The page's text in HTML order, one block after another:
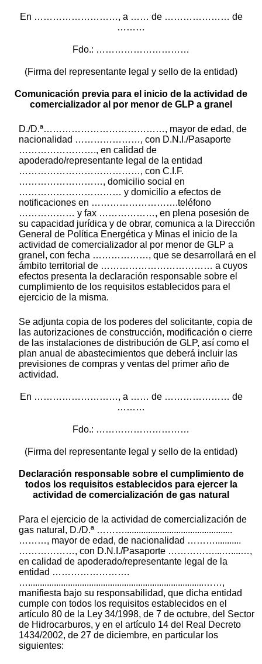
En ………………………, a …… de ………………… de
………
Fdo.: …………………………
(Firma del representante legal y sello de la entidad)
Comunicación previa para el inicio de la actividad de
comercializador al por menor de GLP a granel
D./D.ª…………………………………, mayor de edad, de
nacionalidad …………………, con D.N.I./Pasaporte
……………………., en calidad de
apoderado/representante legal de la entidad
…………………………………, con C.I.F.
………………………, domicilio social en
…………………………… y domicilio a efectos de
notificaciones en ……………………….teléfono
……………… y fax ………………, en plena posesión de
su capacidad jurídica y de obrar, comunica a la Dirección
General de Política Energética y Minas el inicio de la
actividad de comercializador al por menor de GLP a
granel, con fecha ………………, que se desarrollará en el
ámbito territorial de ……………………………… a cuyos
efectos presenta la declaración responsable sobre el
cumplimiento de los requisitos establecidos para el
ejercicio de la misma.
Se adjunta copia de los poderes del solicitante, copia de
las autorizaciones de construcción, modificación o cierre
de las instalaciones de distribución de GLP, así como el
plan anual de abastecimientos que deberá incluir las
previsiones de compras y ventas del primer año de
actividad.
En ………………………, a …… de ………………… de
………
Fdo.: …………………………
(Firma del representante legal y sello de la entidad)
Declaración responsable sobre el cumplimiento de
todos los requisitos establecidos para ejercer la
actividad de comercialización de gas natural
Para el ejercicio de la actividad de comercialización de
gas natural, D./D.ª ………..............................................
………, mayor de edad, de nacionalidad ………...........
………………, con D.N.I./Pasaporte ……………...…....…,
en calidad de apoderado/representante legal de la
entidad …………………….
…...........................................................................……,
manifiesta bajo su responsabilidad, que dicha entidad
cumple con todos los requisitos establecidos en el
artículo 80 de la Ley 34/1998, de 7 de octubre, del Sector
de Hidrocarburos, y en el artículo 14 del Real Decreto
1434/2002, de 27 de diciembre, en particular los
siguientes: